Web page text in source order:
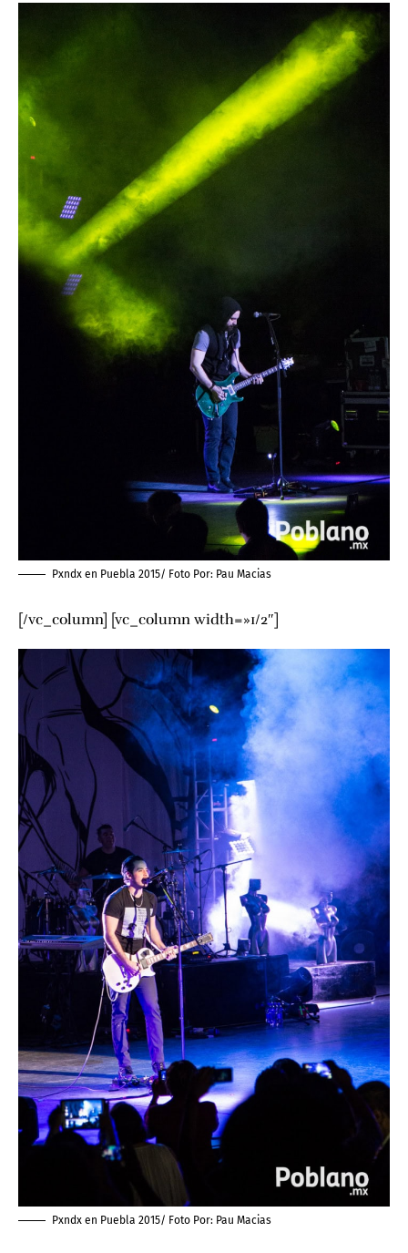
Pxndx en Puebla 2015/ Foto Por: Pau Macias
[/vc_column] [vc_column width=»1/2″]
Pxndx en Puebla 2015/ Foto Por: Pau Macias